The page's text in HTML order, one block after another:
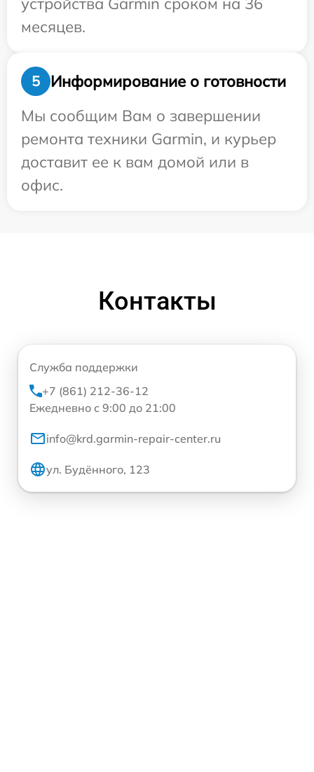
месяцев.
5
Информирование о готовности
Мы сообщим Вам о завершении
ремонта техники Garmin, и курьер
доставит ее к вам домой или в
офис.
Контакты
Служба поддержки
+7 (861) 212-36-12
Ежедневно с 9:00 до 21:00
info@krd.garmin-repair-center.ru
ул. Будённого, 123